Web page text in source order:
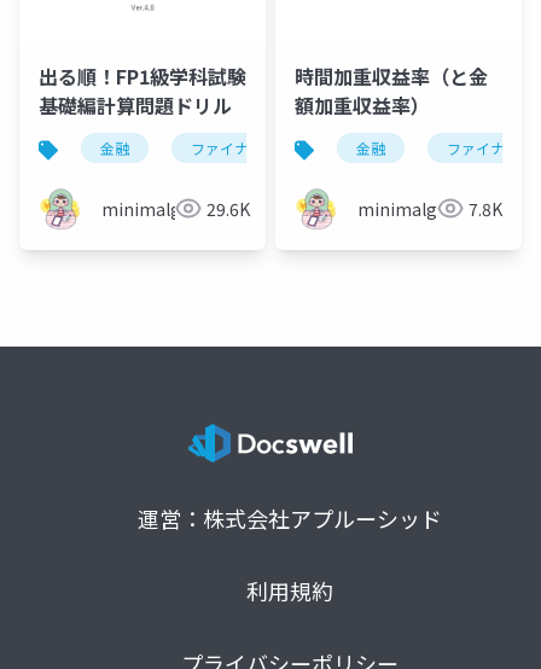
出る順！FP1級学科試験
基礎編計算問題ドリル
金融 ファイナンス 資格試験
minimalgreen29.6K
時間加重収益率（と金
額加重収益率）
金融 ファイナンス
minimalgreen7.8K
運営：株式会社アプルーシッド
利用規約
プライバシーポリシー